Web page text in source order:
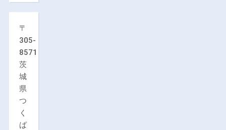
〒
305-
8571
茨
城
県
つ
く
ば